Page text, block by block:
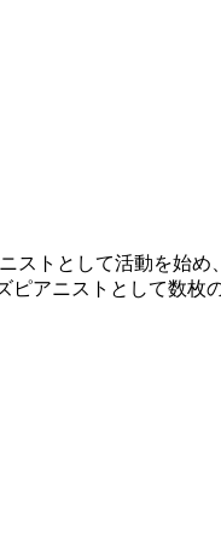
トとして活動を始
アニストとして数枚